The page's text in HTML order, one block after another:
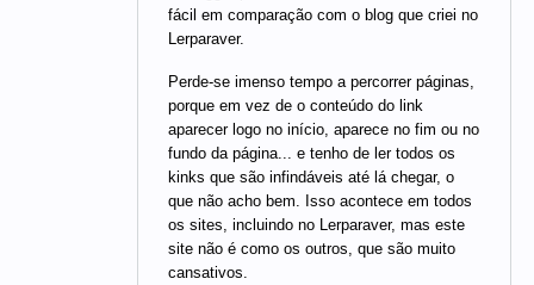
fácil em comparação com o blog que criei no
Lerparaver.
Perde-se imenso tempo a percorrer páginas,
porque em vez de o conteúdo do link
aparecer logo no início, aparece no fim ou no
fundo da página... e tenho de ler todos os
kinks que são infindáveis até lá chegar, o
que não acho bem. Isso acontece em todos
os sites, incluindo no Lerparaver, mas este
site não é como os outros, que são muito
cansativos.